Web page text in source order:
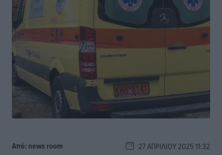
Από: news room 27 ΑΠΡΙΛΊΟΥ 2025 11:32